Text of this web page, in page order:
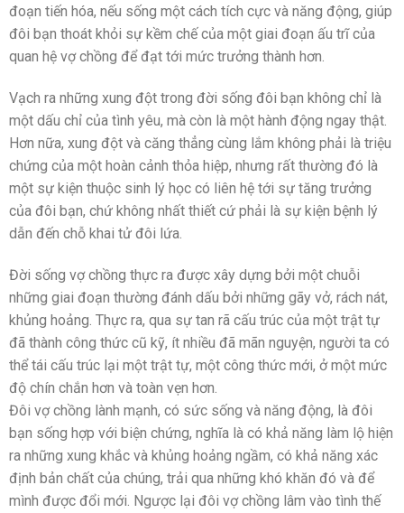
đoạn tiến hóa, nếu sống một cách tích cực và năng động, giúp
đôi bạn thoát khỏi sự kềm chế của một giai đoạn ấu trĩ của
quan hệ vợ chồng để đạt tới mức trưởng thành hơn.
Vạch ra những xung đột trong đời sống đôi bạn không chỉ là
một dấu chỉ của tình yêu, mà còn là một hành động ngay thật.
Hơn nữa, xung đột và căng thẳng cùng lắm không phải là triệu
chứng của một hoàn cảnh thỏa hiệp, nhưng rất thường đó là
một sự kiện thuộc sinh lý học có liên hệ tới sự tăng trưởng
của đôi bạn, chứ không nhất thiết cứ phải là sự kiện bệnh lý
dẫn đến chỗ khai tử đôi lứa.
Đời sống vợ chồng thực ra được xây dựng bởi một chuỗi
những giai đoạn thường đánh dấu bởi những gãy vở, rách nát,
khủng hoảng. Thực ra, qua sự tan rã cấu trúc của một trật tự
đã thành công thức cũ kỹ, ít nhiều đã mãn nguyện, người ta có
thể tái cấu trúc lại một trật tự, một công thức mới, ở một mức
độ chín chắn hơn và toàn vẹn hơn.
Đôi vợ chồng lành mạnh, có sức sống và năng động, là đôi
bạn sống hợp với biện chứng, nghĩa là có khả năng làm lộ hiện
ra những xung khắc và khủng hoảng ngầm, có khả năng xác
định bản chất của chúng, trải qua những khó khăn đó và để
mình được đổi mới. Ngược lại đôi vợ chồng lâm vào tình thế